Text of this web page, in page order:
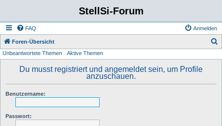
StellSi-Forum
FAQ Anmelden
Foren-Übersicht
Unbeantwortete Themen Aktive Themen
Du musst registriert und angemeldet sein, um Profile
anzuschauen.
Benutzername:
Passwort: